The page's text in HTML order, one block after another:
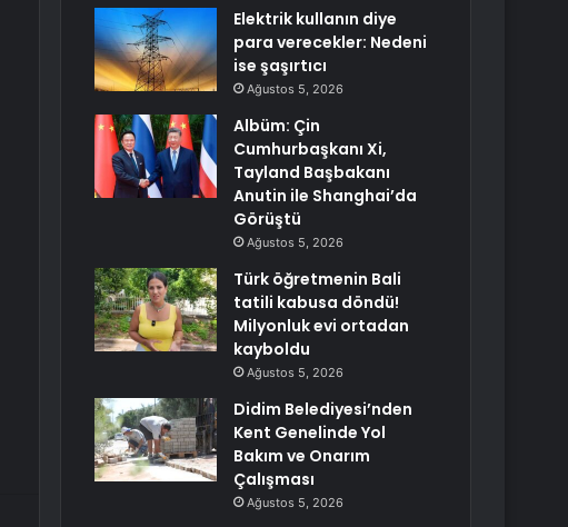
Elektrik kullanın diye
para verecekler: Nedeni
ise şaşırtıcı
Ağustos 5, 2026
Albüm: Çin
Cumhurbaşkanı Xi,
Tayland Başbakanı
Anutin ile Shanghai’da
Görüştü
Ağustos 5, 2026
Türk öğretmenin Bali
tatili kabusa döndü!
Milyonluk evi ortadan
kayboldu
Ağustos 5, 2026
Didim Belediyesi’nden
Kent Genelinde Yol
Bakım ve Onarım
Çalışması
Ağustos 5, 2026